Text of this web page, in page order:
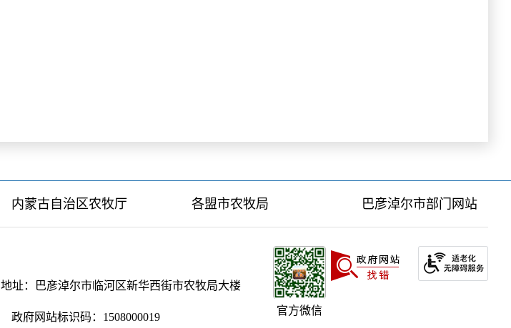
内蒙古自治区农牧厅 各盟市农牧局 巴彦淖尔市部门网站
地址：巴彦淖尔市临河区新华西街市农牧局大楼
政府网站标识码：1508000019
官方微信